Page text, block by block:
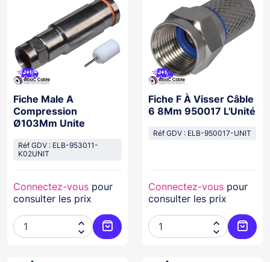
Fiche Male A
Compression
Ø103Mm Unite
Réf GDV : ELB-953011-
K02UNIT
Connectez-vous pour
consulter les prix


Ajouter au panier
Fiche F À Visser Câble
6 8Mm 950017 L'Unité
Réf GDV : ELB-950017-UNIT
Connectez-vous pour
consulter les prix

